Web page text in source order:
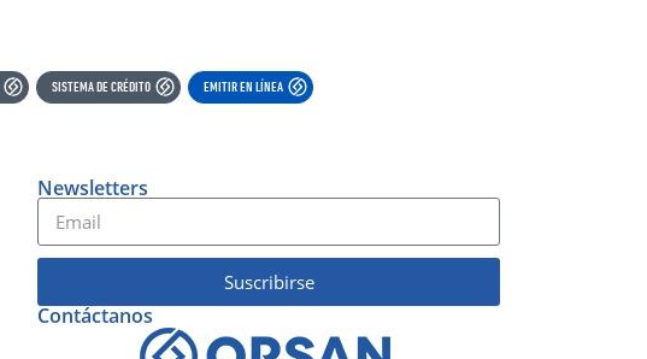
SISTEMA DE CRÉDITO EMITIR EN LÍNEA
Newsletters
Suscribirse
Contáctanos